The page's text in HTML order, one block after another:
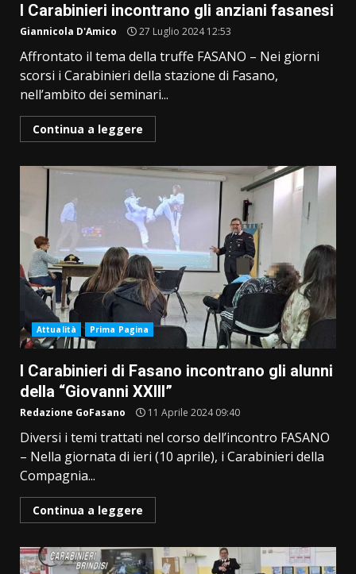
I Carabinieri incontrano gli anziani fasanesi
Giannicola D'Amico 27 Luglio 2024 12:53
Affrontato il tema della truffe FASANO – Nei giorni
scorsi i Carabinieri della stazione di Fasano,
nell’ambito dei seminari...
Continua a leggere
Attualità Prima Pagina
I Carabinieri di Fasano incontrano gli alunni
della “Giovanni XXIII”
Redazione GoFasano 11 Aprile 2024 09:40
Diversi i temi trattati nel corso dell’incontro FASANO
– Nella giornata di ieri (10 aprile), i Carabinieri della
Compagnia...
Continua a leggere